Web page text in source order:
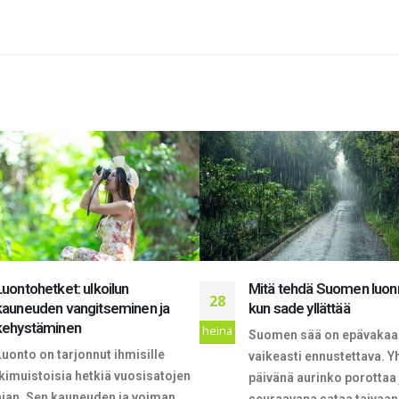
tehdä Suomen luonnossa
sade yllättää
sää on epävakaa ja
ennustettava. Yhtenä
aurinko porottaa ja
11
marras
Upeaa luontoa
kasinomatkailijan parhaat
kohteet!
Vaikka
korostetaan parhaita